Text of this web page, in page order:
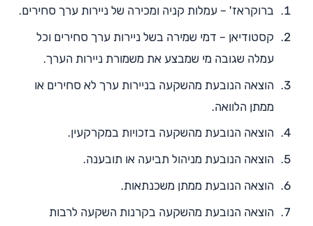
ברוקראז' – עמלות קניה ומכירה של ניירות ערך סחירים.
קסטודיאן – דמי שמירה בשל ניירות ערך סחירים וכל
עמלה שגובה מי שמבצע את משמורת ניירות הערך.
הוצאה הנובעת מהשקעה בניירות ערך לא סחירים או
ממתן הלוואה.
הוצאה הנובעת מהשקעה בזכויות במקרקעין.
הוצאה הנובעת מניהול תביעה או תובענה.
הוצאה הנובעת ממתן משכנתאות.
הוצאה הנובעת מהשקעה בקרנות השקעה לרבות